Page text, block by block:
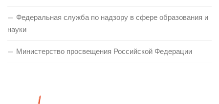
Федеральная служба по надзору в сфере образования и
науки
Министерство просвещения Российской Федерации